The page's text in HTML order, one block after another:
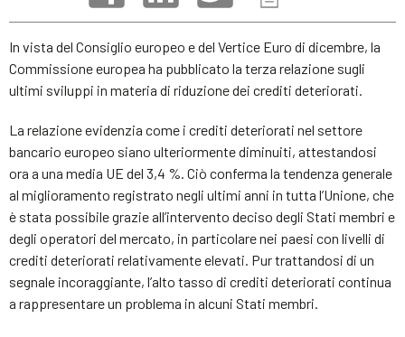
In vista del Consiglio europeo e del Vertice Euro di dicembre, la
Commissione europea ha pubblicato la terza relazione sugli
ultimi sviluppi in materia di riduzione dei crediti deteriorati.
La relazione evidenzia come i crediti deteriorati nel settore
bancario europeo siano ulteriormente diminuiti, attestandosi
ora a una media UE del 3,4 %. Ciò conferma la tendenza generale
al miglioramento registrato negli ultimi anni in tutta l’Unione, che
è stata possibile grazie all’intervento deciso degli Stati membri e
degli operatori del mercato, in particolare nei paesi con livelli di
crediti deteriorati relativamente elevati. Pur trattandosi di un
segnale incoraggiante, l’alto tasso di crediti deteriorati continua
a rappresentare un problema in alcuni Stati membri.